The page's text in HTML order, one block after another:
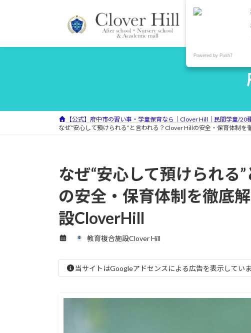
プ
動
【公式】府中市の習い事・学童保育なら｜Clover Hill｜民間学童/
なぜ“安心して預けられる”と言われる？Clover Hillの安全・保育体制
なぜ“安心して預けられる
の安全・保育体制を徹底
設CloverHill
教育複合施設Clover Hill
当サイトはGoogleアドセンスによる広告を表示していま
Powered by Push7